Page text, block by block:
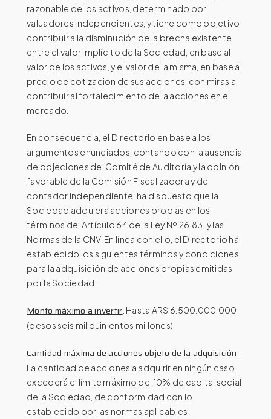
razonable de los activos, determinado por
valuadores independientes, y tiene como objetivo
contribuir a la disminución de la brecha existente
entre el valor implícito de la Sociedad, en base al
valor de los activos, y el valor de la misma, en base al
precio de cotización de sus acciones, con miras a
contribuir al fortalecimiento de la acciones en el
mercado.
En consecuencia, el Directorio en base a los
argumentos enunciados, contando con la ausencia
de objeciones del Comité de Auditoría y la opinión
favorable de la Comisión Fiscalizadora y de
contador independiente, ha dispuesto que la
Sociedad adquiera acciones propias en los
términos del Artículo 64 de la Ley Nº 26.831 y las
Normas de la CNV. En línea con ello, el Directorio ha
establecido los siguientes términos y condiciones
para la adquisición de acciones propias emitidas
por la Sociedad:
Monto máximo a invertir: Hasta ARS 6.500.000.000
(pesos seis mil quinientos millones).
Cantidad máxima de acciones objeto de la adquisición:
La cantidad de acciones a adquirir en ningún caso
excederá el límite máximo del 10% de capital social
de la Sociedad, de conformidad con lo
establecido por las normas aplicables.